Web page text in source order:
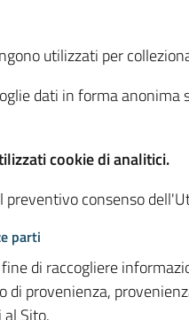
utilizzati per
dati in forma
cookie di analitici.
preventivo consenso
parti
di raccogliere
provenienza,
Sito.